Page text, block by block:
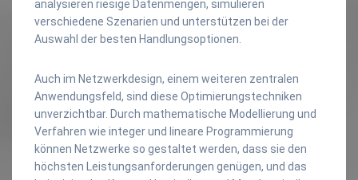
analysieren riesige Datenmengen, simulieren
verschiedene Szenarien und unterstützen bei der
Auswahl der besten Handlungsoptionen.
Auch im Netzwerkdesign, einem weiteren zentralen
Anwendungsfeld, sind diese Optimierungstechniken
unverzichtbar. Durch mathematische Modellierung und
Verfahren wie integer und lineare Programmierung
können Netzwerke so gestaltet werden, dass sie den
höchsten Leistungsanforderungen genügen, und das